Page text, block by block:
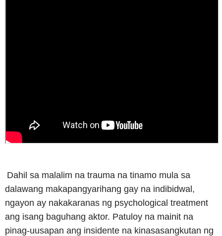
Dahil sa malalim na trauma na tinamo mula sa
dalawang makapangyarihang gay na indibidwal,
ngayon ay nakakaranas ng psychological treatment
ang isang baguhang aktor. Patuloy na mainit na
pinag-uusapan ang insidente na kinasasangkutan ng